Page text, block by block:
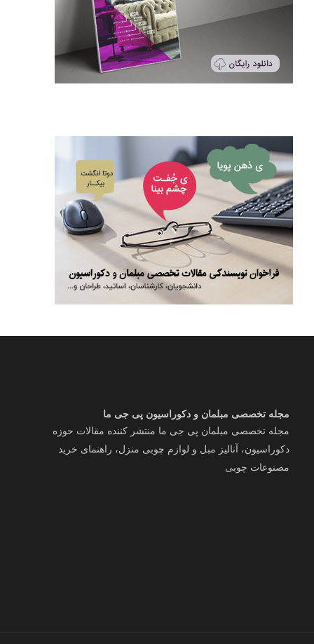
مجله تخصصی مبلمان و دکوراسیون پی جی ما
مجله تخصصی مبلمان پی جی ما منتشر کننده مقالات حوزه
دکوراسیون، آنالیز مبل و لوازم چوبی منزل، راهنمای خرید
مصنوعات چوبی